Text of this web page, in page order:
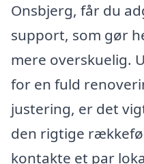
Onsbjerg, får du
support, som gør
mere overskuelig.
for en fuld
justering, er det
den rigtige
kontakte et par